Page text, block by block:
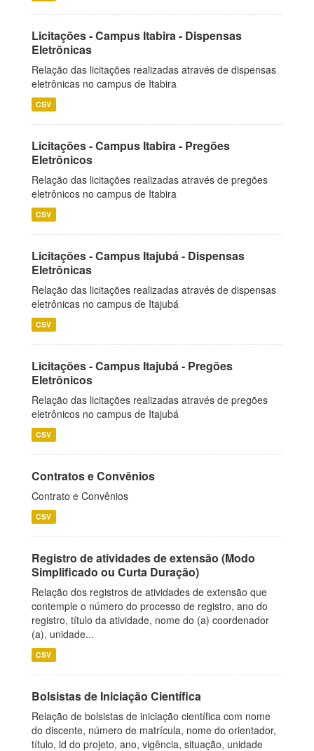
Licitações - Campus Itabira - Dispensas
Eletrônicas
Relação das licitações realizadas através de dispensas
eletrônicas no campus de Itabira
CSV
Licitações - Campus Itabira - Pregões
Eletrônicos
Relação das licitações realizadas através de pregões
eletrônicos no campus de Itabira
CSV
Licitações - Campus Itajubá - Dispensas
Eletrônicas
Relação das licitações realizadas através de dispensas
eletrônicas no campus de Itajubá
CSV
Licitações - Campus Itajubá - Pregões
Eletrônicos
Relação das licitações realizadas através de pregões
eletrônicos no campus de Itajubá
CSV
Contratos e Convênios
Contrato e Convênios
CSV
Registro de atividades de extensão (Modo
Simplificado ou Curta Duração)
Relação dos registros de atividades de extensão que
contemple o número do processo de registro, ano do
registro, título da atividade, nome do (a) coordenador
(a), unidade...
CSV
Bolsistas de Iniciação Científica
Relação de bolsistas de iniciação científica com nome
do discente, número de matrícula, nome do orientador,
título, id do projeto, ano, vigência, situação, unidade